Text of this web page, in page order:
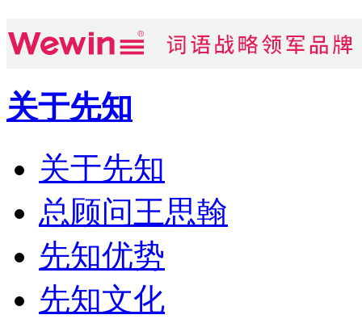
关于先知
关于先知
总顾问王思翰
先知优势
先知文化